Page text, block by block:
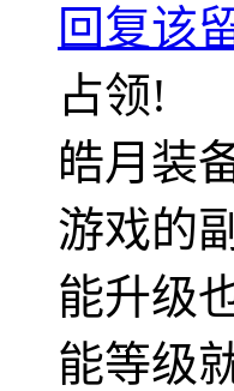
回复该
占领!
皓月装
游戏的
能升级
能等级